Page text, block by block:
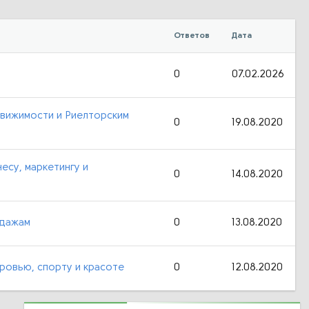
Ответов Дата
0 07.02.2026
и Риелторским
0 19.08.2020
маркетингу и
0 14.08.2020
0 13.08.2020
спорту и красоте 0 12.08.2020